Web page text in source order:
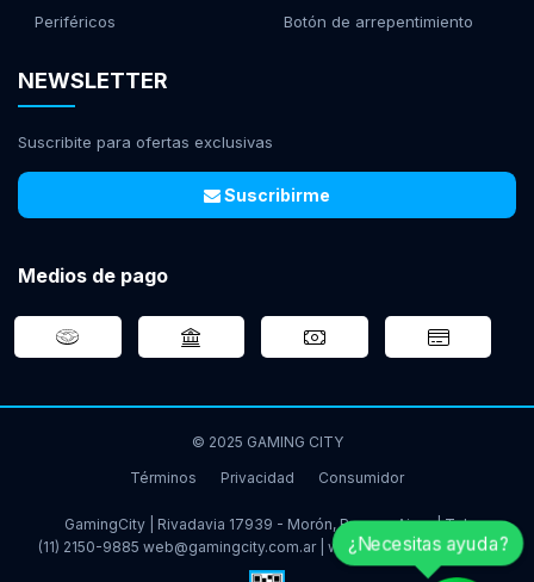
Periféricos
Botón de arrepentimiento
NEWSLETTER
Suscribite para ofertas exclusivas
Suscribirme
Medios de pago
© 2025 GAMING CITY
Términos
Privacidad Consumidor
GamingCity | Rivadavia 17939 - Morón, Buenos Aires | Tel:
(11) 2150-9885 web@gamingcity.com.ar www.gamingcity.com.ar
¿Necesitas ayuda?